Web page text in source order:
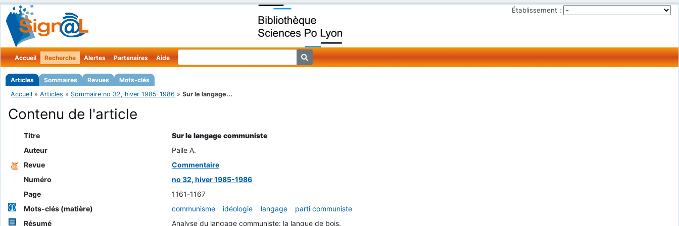
Établissement :
Accueil Recherche
Articles Sommaires Revues Mots-clés
Alertes Partenaires Aide
Accueil » Articles » Sommaire no 32, hiver 1985-1986 » Sur le langage...
Contenu de l'article
Titre
Sur le langage communiste
Auteur
Palle A.
Revue
Commentaire
Numéro
no 32, hiver 1985-1986
Page
1161-1167
Mots-clés (matière)
communisme idéologie langage
parti communiste
Résumé
Analyse du langage communiste: la langue de bois.